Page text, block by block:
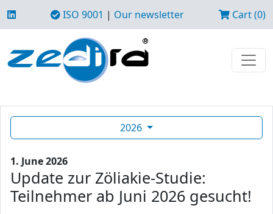
ISO 9001 | Our newsletter Cart (0)
2026
1. June 2026
Update zur Zöliakie-Studie:
Teilnehmer ab Juni 2026 gesucht!